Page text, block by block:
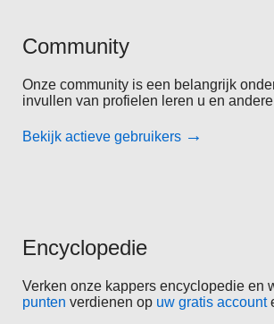
Community
Onze community is een belangrijk
invullen van profielen leren u en
Bekijk actieve gebruikers →
Encyclopedie
Verken onze kappers encyclopedie en
punten verdienen op uw gratis account